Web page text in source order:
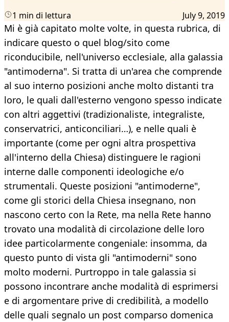
1 min di lettura July 9, 2019
Mi è già capitato molte volte, in questa rubrica, di
indicare questo o quel blog/sito come
riconducibile, nell'universo ecclesiale, alla galassia
"antimoderna". Si tratta di un'area che comprende
al suo interno posizioni anche molto distanti tra
loro, le quali dall'esterno vengono spesso indicate
con altri aggettivi (tradizionaliste, integraliste,
conservatrici, anticonciliari…), e nelle quali è
importante (come per ogni altra prospettiva
all'interno della Chiesa) distinguere le ragioni
interne dalle componenti ideologiche e/o
strumentali. Queste posizioni "antimoderne",
come gli storici della Chiesa insegnano, non
nascono certo con la Rete, ma nella Rete hanno
trovato una modalità di circolazione delle loro
idee particolarmente congeniale: insomma, da
questo punto di vista gli "antimoderni" sono
molto moderni. Purtroppo in tale galassia si
possono incontrare anche modalità di esprimersi
e di argomentare prive di credibilità, a modello
delle quali segnalo un post comparso domenica